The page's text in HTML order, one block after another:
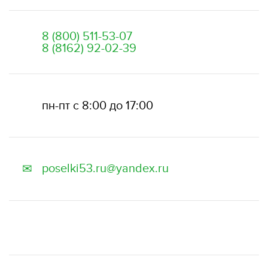
8 (800) 511-53-07
8 (8162) 92-02-39
пн-пт с 8:00 до 17:00
✉ poselki53.ru@yandex.ru